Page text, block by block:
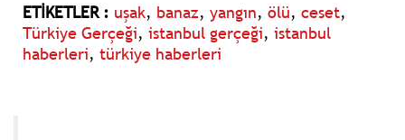
ETİKETLER : uşak, banaz, yangın, ölü, ceset,
Türkiye Gerçeği, istanbul gerçeği, istanbul
haberleri, türkiye haberleri